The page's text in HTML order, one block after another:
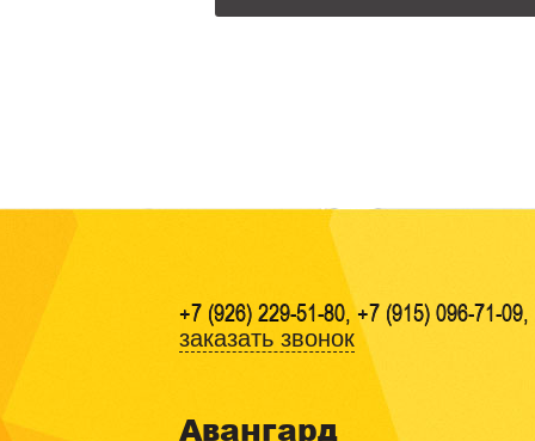
+7 (926) 229-51-80, +7 (915) 096-71-
заказать звонок
Авангард